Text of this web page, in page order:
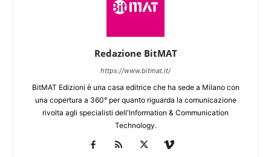
Redazione BitMAT
https://www.bitmat.it/
BitMAT Edizioni è una casa editrice che ha sede a Milano con
una copertura a 360° per quanto riguarda la comunicazione
rivolta agli specialisti dell'lnformation & Communication
Technology.